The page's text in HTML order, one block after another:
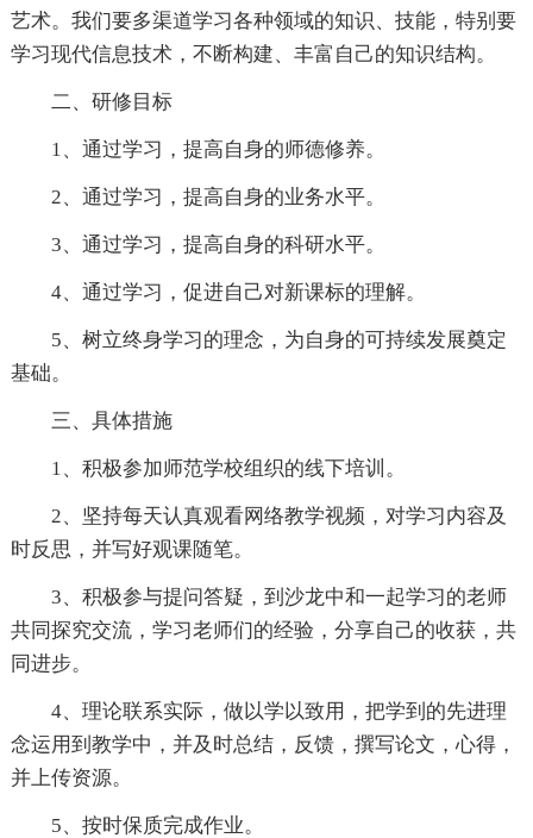
艺术。我们要多渠道学习各种领域的知识、技能，特别要
学习现代信息技术，不断构建、丰富自己的知识结构。
二、研修目标
1、通过学习，提高自身的师德修养。
2、通过学习，提高自身的业务水平。
3、通过学习，提高自身的科研水平。
4、通过学习，促进自己对新课标的理解。
5、树立终身学习的理念，为自身的可持续发展奠定
基础。
三、具体措施
1、积极参加师范学校组织的线下培训。
2、坚持每天认真观看网络教学视频，对学习内容及
时反思，并写好观课随笔。
3、积极参与提问答疑，到沙龙中和一起学习的老师
共同探究交流，学习老师们的经验，分享自己的收获，共
同进步。
4、理论联系实际，做以学以致用，把学到的先进理
念运用到教学中，并及时总结，反馈，撰写论文，心得，
并上传资源。
5、按时保质完成作业。